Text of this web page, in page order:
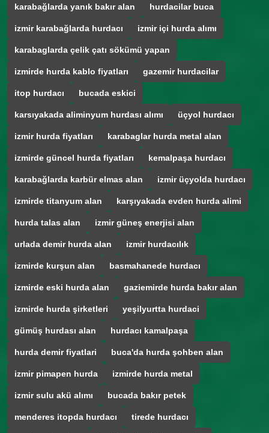
karabağlarda yanık bakır alan hurdacilar buca
izmir karabağlarda hurdacı izmir içi hurda alımı
karabaglarda çelik çatı sökümü yapan
izmirde hurda kablo fiyatları gazemir hurdacilar
itop hurdacı bucada eskici
karsıyakada aliminyum hurdası alımı üçyol hurdacı
izmir hurda fiyatları karabaglar hurda metal alan
izmirde güncel hurda fiyatları kemalpaşa hurdacı
karabağlarda karbür elmas alan izmir üçyolda hurdacı
izmirde titanyum alan karşıyakada evden hurda alimi
hurda talas alan izmir güneş enerjisi alan
urlada demir hurda alan izmir hurdacılık
izmirde kurşun alan basmahanede hurdacı
izmirde eski hurda alan gaziemirde hurda bakır alan
izmirde hurda şirketleri yeşilyurtta hurdaci
gümüş hurdası alan hurdacı kamalpaşa
hurda demir fiyatlari buca'da hurda şohben alan
izmir pimapen hurda izmirde hurda metal
izmir sulu akü alımı bucada bakır petek
menderes itopda hurdacı tirede hurdacı